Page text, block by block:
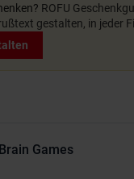
ROFU
gestalten, in jeder
Games